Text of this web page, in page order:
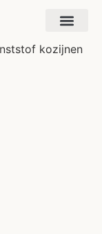
kozijnen